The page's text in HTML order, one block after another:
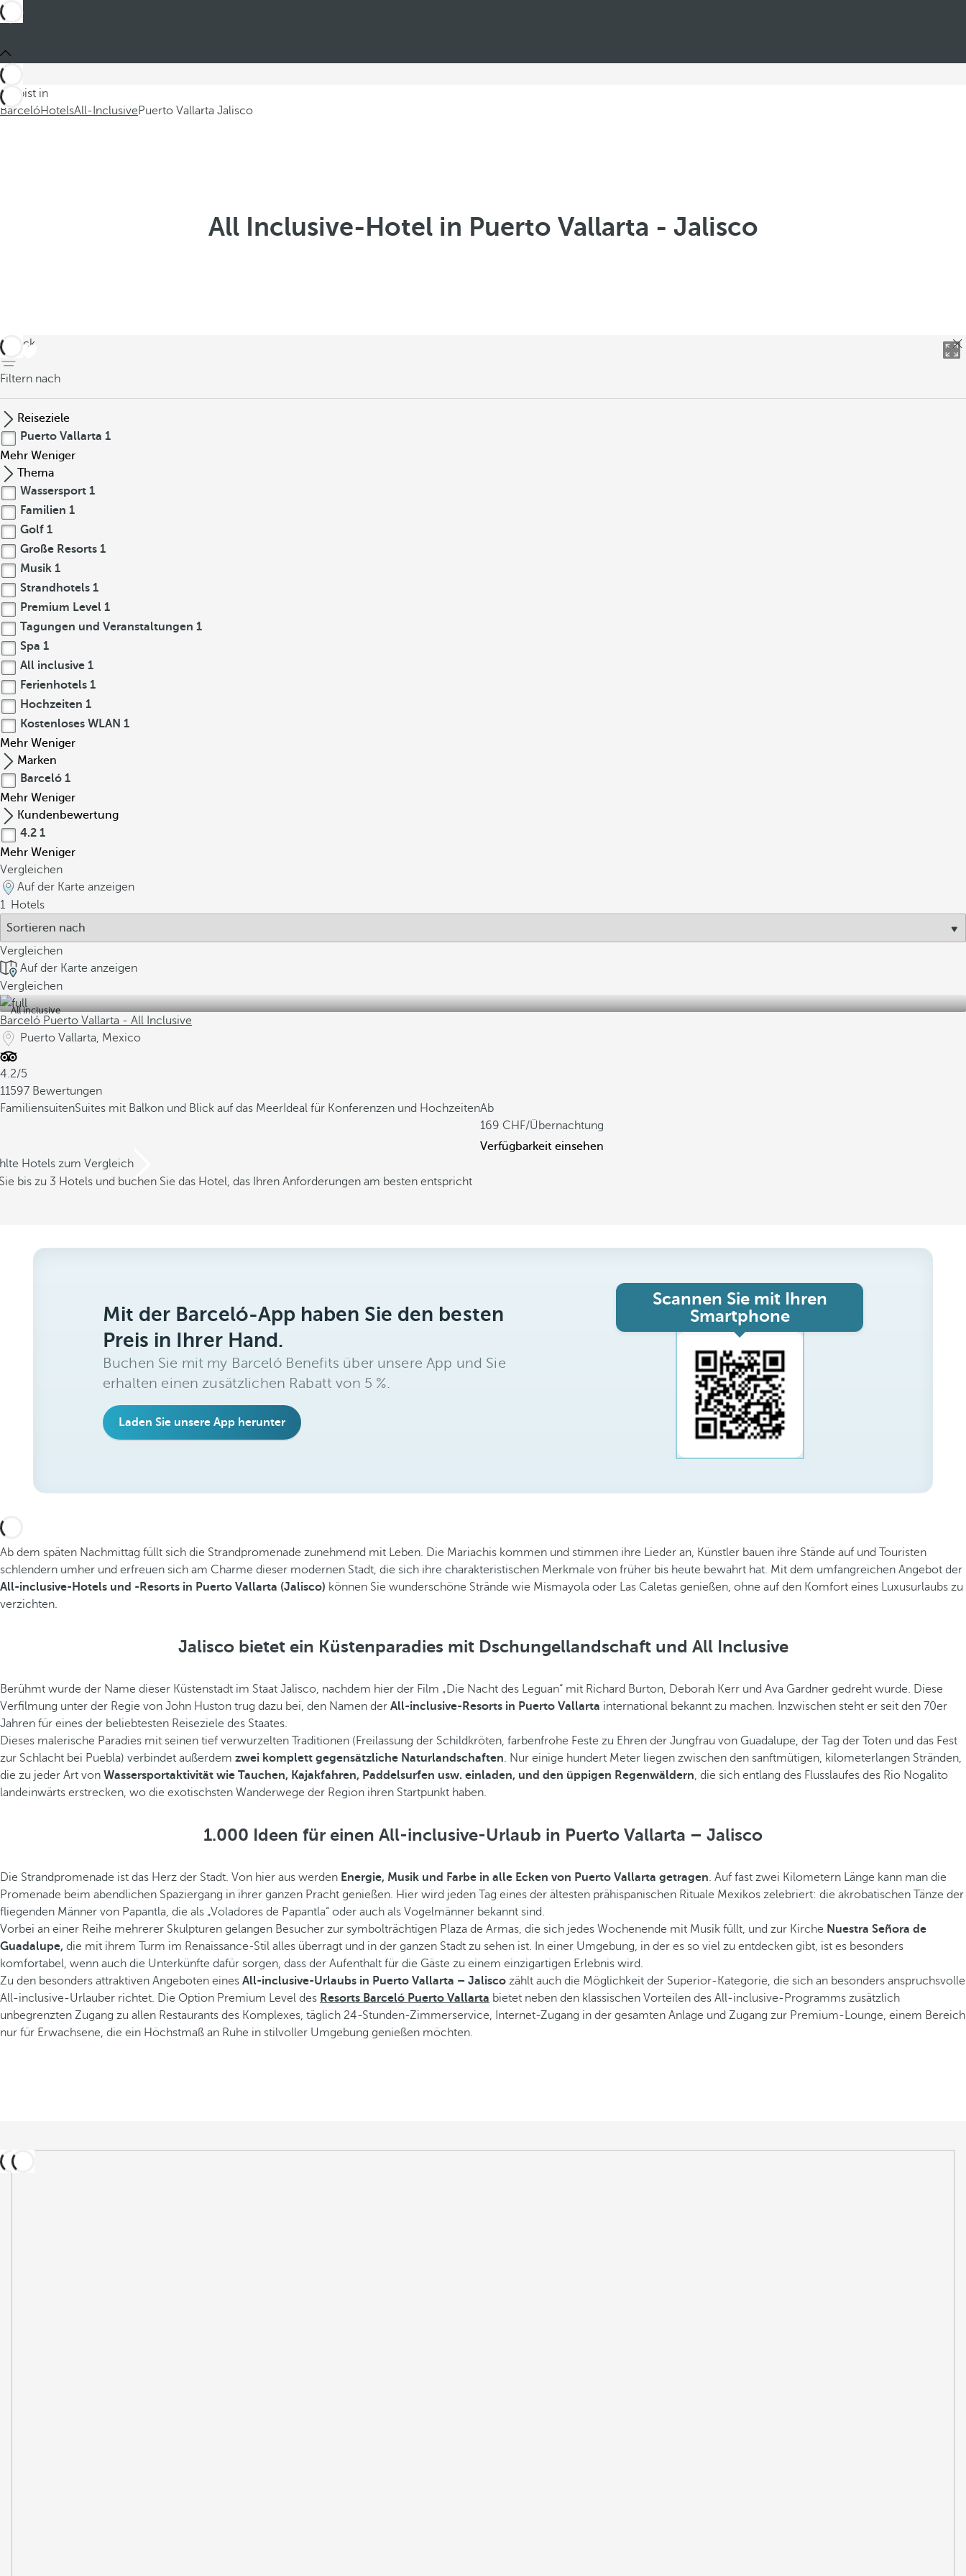
Du bist in
BarcelóHotelsAll-InclusivePuerto Vallarta Jalisco
All Inclusive-Hotel in Puerto Vallarta - Jalisco
zurück
Filtern nach
Reiseziele
Puerto Vallarta 1
Mehr Weniger
Thema
Wassersport 1
Familien 1
Golf 1
Große Resorts 1
Musik 1
Strandhotels 1
Premium Level 1
Tagungen und Veranstaltungen 1
Spa 1
All inclusive 1
Ferienhotels 1
Hochzeiten 1
Kostenloses WLAN 1
Mehr Weniger
Marken
Barceló 1
Mehr Weniger
Kundenbewertung
4.2 1
Mehr Weniger
Vergleichen
Auf der Karte anzeigen
1 Hotels
Vergleichen
Auf der Karte anzeigen
Vergleichen
All inclusive
Barceló Puerto Vallarta - All Inclusive
Puerto Vallarta, Mexico
4.2/5
11597 Bewertungen
FamiliensuitenSuites mit Balkon und Blick auf das Meer Ideal für Konferenzen und HochzeitenAb
169
/Übernachtung
Verfügbarkeit einsehen
Hotels zum Vergleich
bis zu 3 Hotels und buchen Sie das Hotel, das Ihren Anforderungen am besten entspricht
Mit der Barceló-App haben Sie den besten
Preis in Ihrer Hand.
Buchen Sie mit my Barceló Benefits über unsere App und Sie
erhalten einen zusätzlichen Rabatt von 5 %.
Laden Sie unsere App herunter
Scannen Sie mit Ihren
Smartphone
Ab dem späten Nachmittag füllt sich die Strandpromenade zunehmend mit Leben. Die Mariachis kommen und stimmen ihre Lieder an, Künstler bauen ihre Stände auf und Touristen
schlendern umher und erfreuen sich am Charme dieser modernen Stadt, die sich ihre charakteristischen Merkmale von früher bis heute bewahrt hat. Mit dem umfangreichen Angebot der
All-inclusive-Hotels und -Resorts in Puerto Vallarta (Jalisco) können Sie wunderschöne Strände wie Mismayola oder Las Caletas genießen, ohne auf den Komfort eines Luxusurlaubs zu
verzichten.
Jalisco bietet ein Küstenparadies mit Dschungellandschaft und All Inclusive
Berühmt wurde der Name dieser Küstenstadt im Staat Jalisco, nachdem hier der Film „Die Nacht des Leguan“ mit Richard Burton, Deborah Kerr und Ava Gardner gedreht wurde. Diese
Verfilmung unter der Regie von John Huston trug dazu bei, den Namen der All-inclusive-Resorts in Puerto Vallarta international bekannt zu machen. Inzwischen steht er seit den 70er
Jahren für eines der beliebtesten Reiseziele des Staates.
Dieses malerische Paradies mit seinen tief verwurzelten Traditionen (Freilassung der Schildkröten, farbenfrohe Feste zu Ehren der Jungfrau von Guadalupe, der Tag der Toten und das Fest
zur Schlacht bei Puebla) verbindet außerdem zwei komplett gegensätzliche Naturlandschaften. Nur einige hundert Meter liegen zwischen den sanftmütigen, kilometerlangen Stränden,
die zu jeder Art von Wassersportaktivität wie Tauchen, Kajakfahren, Paddelsurfen usw. einladen, und den üppigen Regenwäldern, die sich entlang des Flusslaufes des Rio Nogalito
landeinwärts erstrecken, wo die exotischsten Wanderwege der Region ihren Startpunkt haben.
1.000 Ideen für einen All-inclusive-Urlaub in Puerto Vallarta – Jalisco
Die Strandpromenade ist das Herz der Stadt. Von hier aus werden Energie, Musik und Farbe in alle Ecken von Puerto Vallarta getragen. Auf fast zwei Kilometern Länge kann man die
Promenade beim abendlichen Spaziergang in ihrer ganzen Pracht genießen. Hier wird jeden Tag eines der ältesten prähispanischen Rituale Mexikos zelebriert: die akrobatischen Tänze der
fliegenden Männer von Papantla, die als „Voladores de Papantla“ oder auch als Vogelmänner bekannt sind.
Vorbei an einer Reihe mehrerer Skulpturen gelangen Besucher zur symbolträchtigen Plaza de Armas, die sich jedes Wochenende mit Musik füllt, und zur Kirche Nuestra Señora de
Guadalupe, die mit ihrem Turm im Renaissance-Stil alles überragt und in der ganzen Stadt zu sehen ist. In einer Umgebung, in der es so viel zu entdecken gibt, ist es besonders
komfortabel, wenn auch die Unterkünfte dafür sorgen, dass der Aufenthalt für die Gäste zu einem einzigartigen Erlebnis wird.
Zu den besonders attraktiven Angeboten eines All-inclusive-Urlaubs in Puerto Vallarta – Jalisco zählt auch die Möglichkeit der Superior-Kategorie, die sich an besonders anspruchsvolle
All-inclusive-Urlauber richtet. Die Option Premium Level des Resorts Barceló Puerto Vallarta bietet neben den klassischen Vorteilen des All-inclusive-Programms zusätzlich
unbegrenzten Zugang zu allen Restaurants des Komplexes, täglich 24-Stunden-Zimmerservice, Internet-Zugang in der gesamten Anlage und Zugang zur Premium-Lounge, einem Bereich
nur für Erwachsene, die ein Höchstmaß an Ruhe in stilvoller Umgebung genießen möchten.